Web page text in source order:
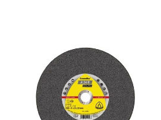
fogon ventus
.
puerta
8.
generador
9.
porcelanato